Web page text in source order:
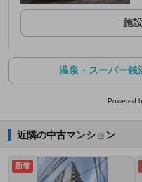
施
温泉・スーパー銭
Powered
近隣の中古マンション
新着